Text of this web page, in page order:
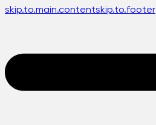
skip.to.main.contentskip.to.footer